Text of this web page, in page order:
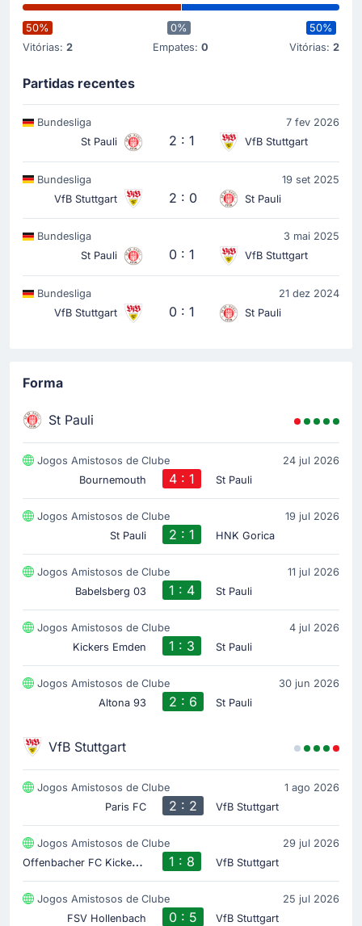
50%
Vitórias: 2
0%
Empates:0
50%
Vitórias: 2
Partidas recentes
Bundesliga
7 fev 2026
St Pauli
2 : 1 VfB Stuttgart
Bundesliga
19 set 2025
VfB Stuttgart
2 : 0 St Pauli
Bundesliga
3 mai 2025
St Pauli
0 : 1 VfB Stuttgart
Bundesliga
21 dez 2024
VfB Stuttgart
0 : 1 St Pauli
Forma
St Pauli
Jogos Amistosos de Clube
24 jul 2026
Bournemouth
4 : 1 St Pauli
Jogos Amistosos de Clube
19 jul 2026
St Pauli
2 : 1 HNK Gorica
Jogos Amistosos de Clube
11 jul 2026
Babelsberg 03
1 : 4 St Pauli
Jogos Amistosos de Clube
4 jul 2026
Kickers Emden
1 : 3 St Pauli
Jogos Amistosos de Clube
30 jun 2026
Altona 93
2 : 6 St Pauli
VfB Stuttgart
Jogos Amistosos de Clube
1 ago 2026
Paris FC
2 : 2 VfB Stuttgart
Jogos Amistosos de Clube 29 jul 2026
O
ffenbacher FC Kickers 1901 1 : 8 VfB Stuttgart
Jogos Amistosos de Clube
25 jul 2026
FSV Hollenbach
0 : 5 VfB Stuttgart